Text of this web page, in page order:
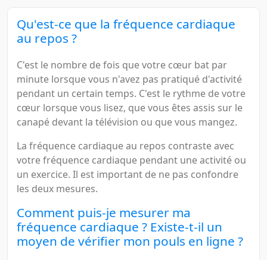
Qu'est-ce que la fréquence cardiaque
au repos ?
C'est le nombre de fois que votre cœur bat par
minute lorsque vous n'avez pas pratiqué d'activité
pendant un certain temps. C'est le rythme de votre
cœur lorsque vous lisez, que vous êtes assis sur le
canapé devant la télévision ou que vous mangez.
La fréquence cardiaque au repos contraste avec
votre fréquence cardiaque pendant une activité ou
un exercice. Il est important de ne pas confondre
les deux mesures.
Comment puis-je mesurer ma
fréquence cardiaque ? Existe-t-il un
moyen de vérifier mon pouls en ligne ?